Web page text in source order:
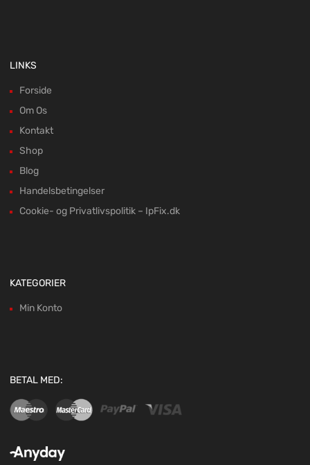
LINKS
Forside
Om Os
Kontakt
Shop
Blog
Handelsbetingelser
Cookie- og Privatlivspolitik – IpFix.dk
KATEGORIER
Min Konto
BETAL MED: